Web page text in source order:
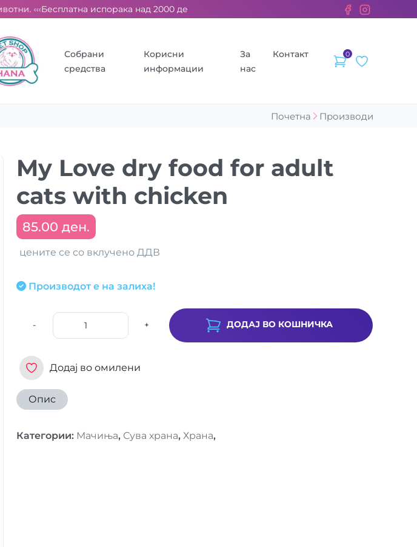
‹‹‹ Бесплатна испорака над 2000 ден. ››› 2% од секоја сметка се донираат за бездомните
Собрани
средства
Корисни
информации
За
нас
Контакт 0
Почетна Производи
My Love dry food for adult
cats with chicken
85.00 ден.
цените се со вклучено ДДВ
Производот е на залиха!
- + ДОДАЈ ВО КОШНИЧКА
Додај во омилени
Опис
Категории: Мачиња, Сува храна, Храна,